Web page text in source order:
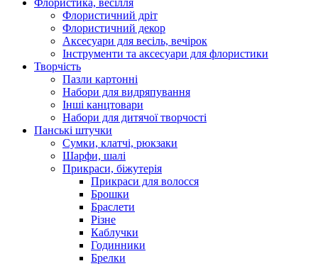
Флористичний дріт
Флористичний декор
Аксесуари для весіль, вечірок
Інструменти та аксесуари для флористики
Творчість
Пазли картонні
Набори для видряпування
Інші канцтовари
Набори для дитячої творчості
Панські штучки
Сумки, клатчі, рюкзаки
Шарфи, шалі
Прикраси, біжутерія
Прикраси для волосся
Брошки
Браслети
Різне
Каблучки
Годинники
Брелки